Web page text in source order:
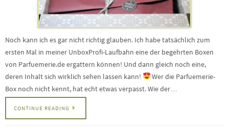
Noch kann ich es gar nicht richtig glauben. Ich habe tatsächlich zum
ersten Mal in meiner UnboxProfi-Laufbahn eine der begehrten Boxen
von Parfuemerie.de ergattern können! Und dann gleich noch eine,
deren Inhalt sich wirklich sehen lassen kann!
Wer die Parfuemerie-
Box noch nicht kennt, hat echt etwas verpasst. Wie der…
CONTINUE READING